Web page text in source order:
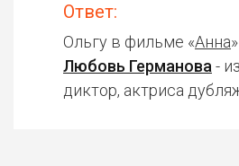
Ответ:
Ольгу в фильме «Анна
Любовь Германова -
диктор, актриса